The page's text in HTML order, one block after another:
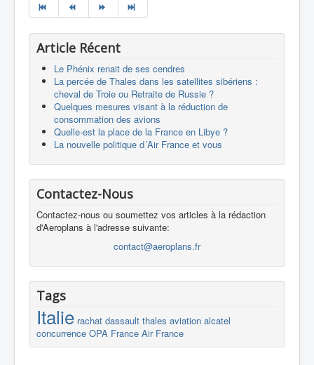
Article Récent
Le Phénix renait de ses cendres
La percée de Thales dans les satellites sibériens :
cheval de Troie ou Retraite de Russie ?
Quelques mesures visant à la réduction de
consommation des avions
Quelle-est la place de la France en Libye ?
La nouvelle politique d´Air France et vous
Contactez-Nous
Contactez-nous ou soumettez vos articles à la rédaction
d'Aeroplans à l'adresse suivante:
contact@aeroplans.fr
Tags
Italie rachat dassault thales aviation alcatel
concurrence OPA France Air France